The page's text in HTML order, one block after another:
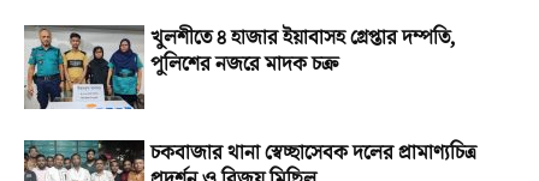
খুলশীতে ৪ হাজার ইয়াবাসহ গ্রেপ্তার দম্পতি,
পুলিশের নজরে মাদক চক্র
চকবাজার থানা স্বেচ্ছাসেবক দলের প্রামাণ্যচিত্র